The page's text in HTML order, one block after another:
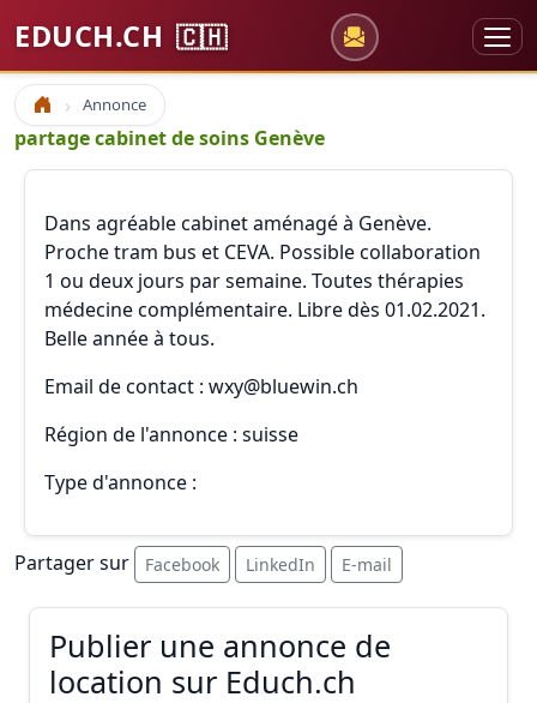
EDUCH.CH 🇨🇭
Accueil Annonce
partage cabinet de soins Genève
Dans agréable cabinet aménagé à Genève.
Proche tram bus et CEVA. Possible collaboration
1 ou deux jours par semaine. Toutes thérapies
médecine complémentaire. Libre dès 01.02.2021.
Belle année à tous.
Email de contact : wxy@bluewin.ch
Région de l'annonce : suisse
Type d'annonce :
Partager sur Facebook LinkedIn E-mail
Publier une annonce de
location sur Educh.ch